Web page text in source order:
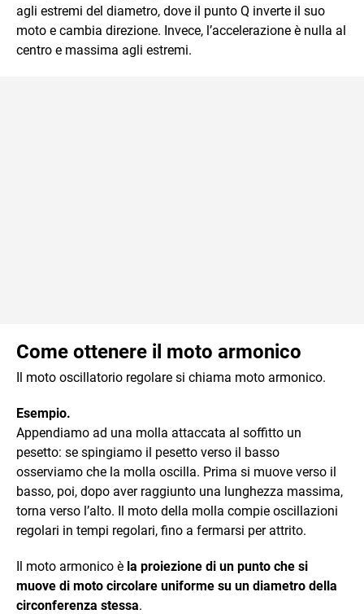
agli estremi del diametro, dove il punto Q inverte il suo
moto e cambia direzione. Invece, l’accelerazione è nulla al
centro e massima agli estremi.
Come ottenere il moto armonico
Il moto oscillatorio regolare si chiama moto armonico.
Esempio.
Appendiamo ad una molla attaccata al soffitto un
pesetto: se spingiamo il pesetto verso il basso
osserviamo che la molla oscilla. Prima si muove verso il
basso, poi, dopo aver raggiunto una lunghezza massima,
torna verso l’alto. Il moto della molla compie oscillazioni
regolari in tempi regolari, fino a fermarsi per attrito.
Il moto armonico è la proiezione di un punto che si
muove di moto circolare uniforme su un diametro della
circonferenza stessa.